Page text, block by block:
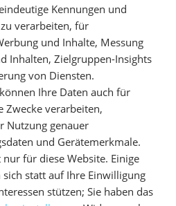
Kennungen und
verarbeiten, für
und Inhalte, Messung
Inhalten, Zielgruppen-Insights
von Diensten.
Ihre Daten auch für
Zwecke verarbeiten,
Nutzung genauer
und Gerätemerkmale.
für diese Website. Einige
statt auf Ihre Einwilligung
stützen; Sie haben das